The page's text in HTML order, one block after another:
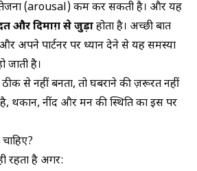
(arousal) कम कर सकती है। और यह
और दिमाग़ से जुड़ाहोता है। अच्छी बात
अपने पार्टनर पर ध्यान देने से यह समस्या
है।
से नहीं बनता, तो घबराने की ज़रूरत नहीं
है, थकान, नींद और मन की स्थिति का इस पर
रहता है अगर: